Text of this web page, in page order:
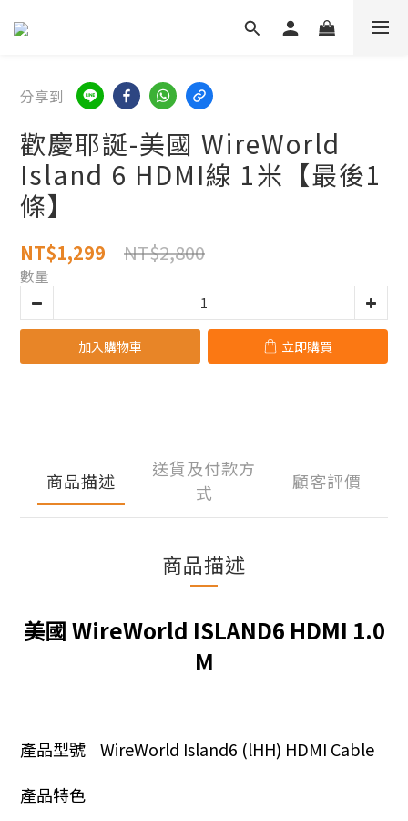
分享到
歡慶耶誕-美國 WireWorld
Island 6 HDMI線 1米【最後1
條】
NT$1,299 NT$2,800
數量
加入購物車 立即購買
商品描述
送貨及付款方
式
顧客評價
商品描述
美國 WireWorld ISLAND6 HDMI 1.0
M
產品型號 WireWorld Island6 (lHH) HDMI Cable
產品特色